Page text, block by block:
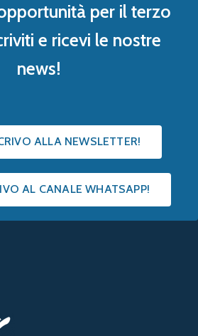
per il terzo
e ricevi le nostre
news!
ALLA NEWSLETTER!
AL CANALE WHATSAPP!